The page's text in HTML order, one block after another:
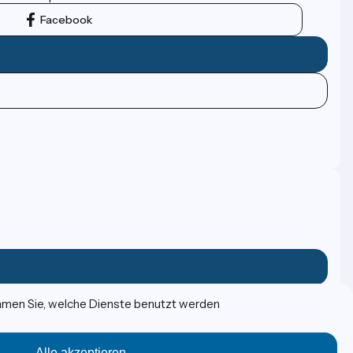
Facebook
Sie, welche Dienste benutzt werden